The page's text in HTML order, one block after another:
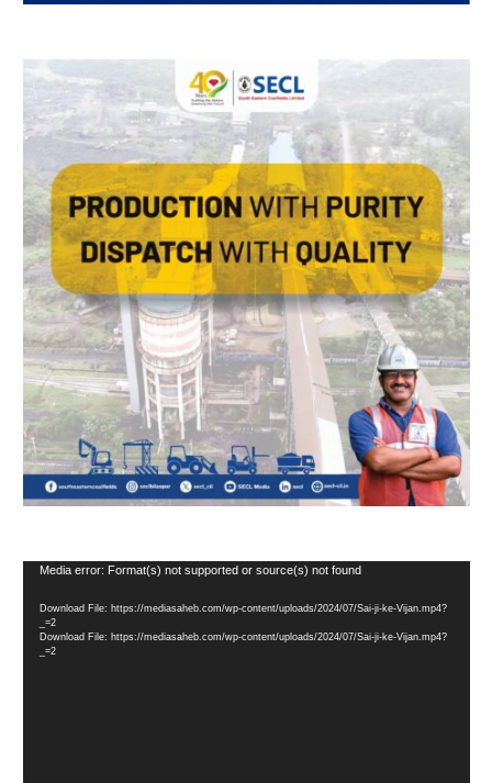
Video
Media error: Format(s) not supported or source(s) not found
Download File: https://mediasaheb.com/wp-content/uploads/2024/07/Sai-ji-ke-Vijan.mp4?
_=2
Download File: https://mediasaheb.com/wp-content/uploads/2024/07/Sai-ji-ke-Vijan.mp4?
_=2